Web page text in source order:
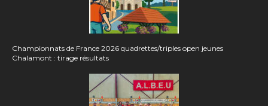
Championnats de France 2026 quadrettes/triples open jeunes
Chalamont : tirage résultats